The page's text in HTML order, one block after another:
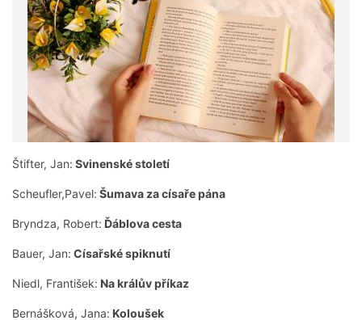
Štifter, Jan: Svinenské století
Scheufler,Pavel: Šumava za císaře pána
Bryndza, Robert: Ďáblova cesta
Bauer, Jan: Císařské spiknutí
Niedl, František: Na králův příkaz
Bernášková, Jana: Koloušek